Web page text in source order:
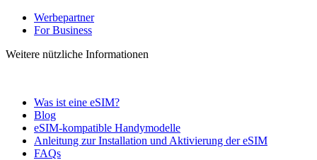
Werbepartner
For Business
Weitere nützliche Informationen
Was ist eine eSIM?
Blog
eSIM-kompatible Handymodelle
Anleitung zur Installation und Aktivierung der eSIM
FAQs